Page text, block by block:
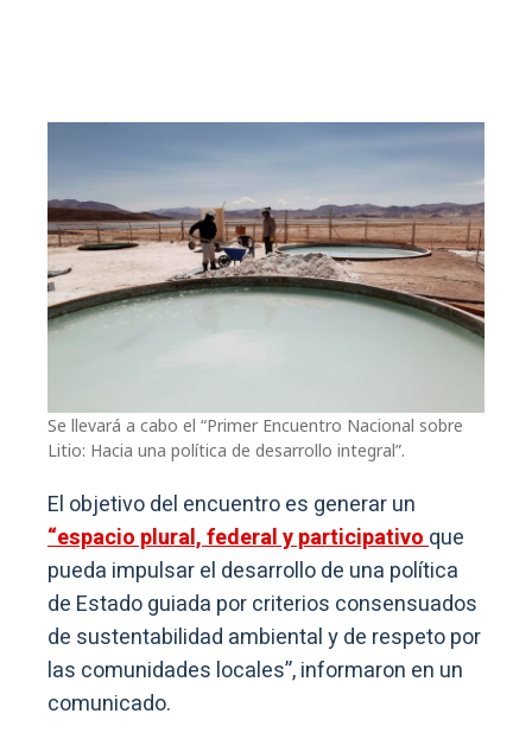
Se llevará a cabo el “Primer Encuentro Nacional sobre
Litio: Hacia una política de desarrollo integral”.
El objetivo del encuentro es generar un
“espacio plural, federal y participativoque
pueda impulsar el desarrollo de una política
de Estado guiada por criterios consensuados
de sustentabilidad ambiental y de respeto por
las comunidades locales”, informaron en un
comunicado.